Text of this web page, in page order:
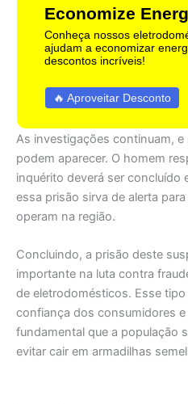
Economize
Conheça nossos
ajudam a economizar
descontos incríveis!
🔥 Aproveitar Desconto
As investigações continuam,
podem aparecer. O homem
inquérito deverá ser concluído
essa prisão sirva de alerta
operam na região.
Concluindo, a prisão deste
importante na luta contra
de eletrodomésticos. Esse
confiança dos consumidores
fundamental que a população
evitar cair em armadilhas